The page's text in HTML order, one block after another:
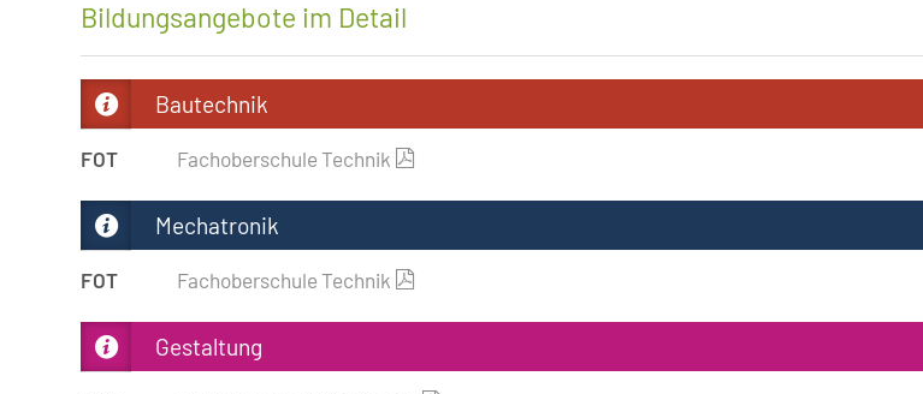
Bildungsangebote im Detail
Bautechnik
FOT Fachoberschule Technik
Mechatronik
FOT Fachoberschule Technik
Gestaltung